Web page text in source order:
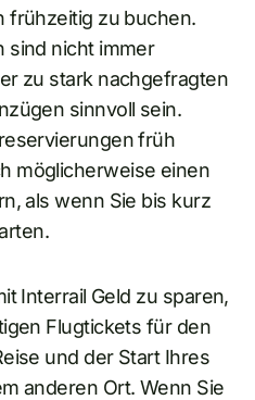
frühzeitig zu buchen.
sind nicht immer
zu stark nachgefragten
sinnvoll sein.
früh
möglicherweise einen
als wenn Sie bis kurz
Interrail Geld zu sparen,
Flugtickets für den
und der Start Ihres
anderen Ort. Wenn Sie